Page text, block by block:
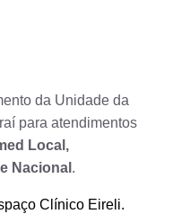
da Unidade da
para atendimentos
Local,
Nacional .
Clínico Eireli.